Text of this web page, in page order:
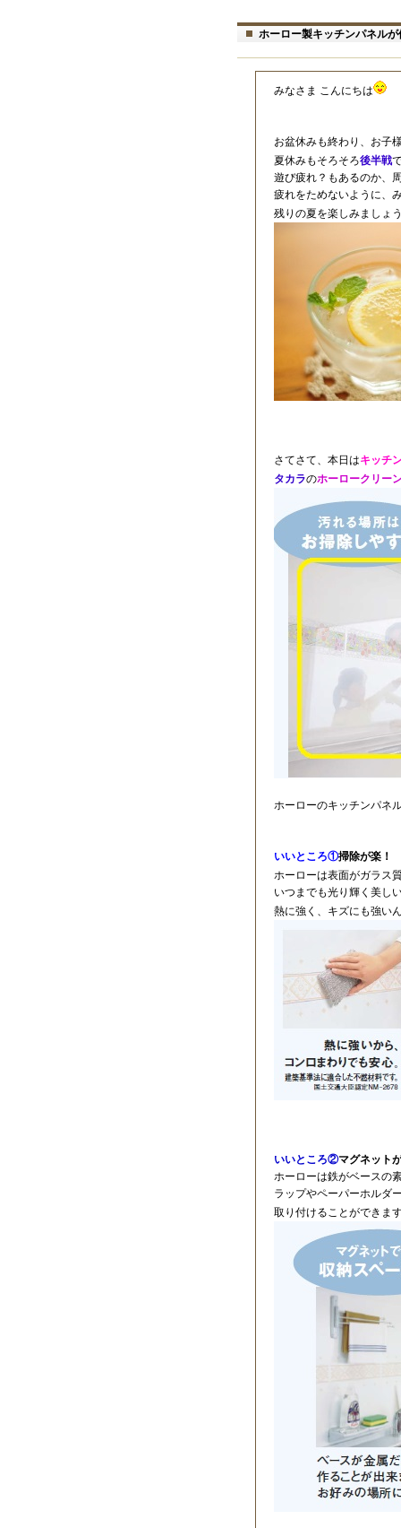
ホーロー製キッチンパネル
みなさま こんにちは
お盆休みも終わり、お子
夏休みもそろそろ後半戦
遊び疲れ？もあるのか、
疲れをためないように、
残りの夏を楽しみましょ
さてさて、本日はキッチ
タカラのホーロークリー
ホーローのキッチンパネ
いいところ①掃除が楽！
ホーローは表面がガラス
いつまでも光り輝く美し
熱に強く、キズにも強い
いいところ②マグネット
ホーローは鉄がベースの
ラップやペーパーホルダ
取り付けることができま